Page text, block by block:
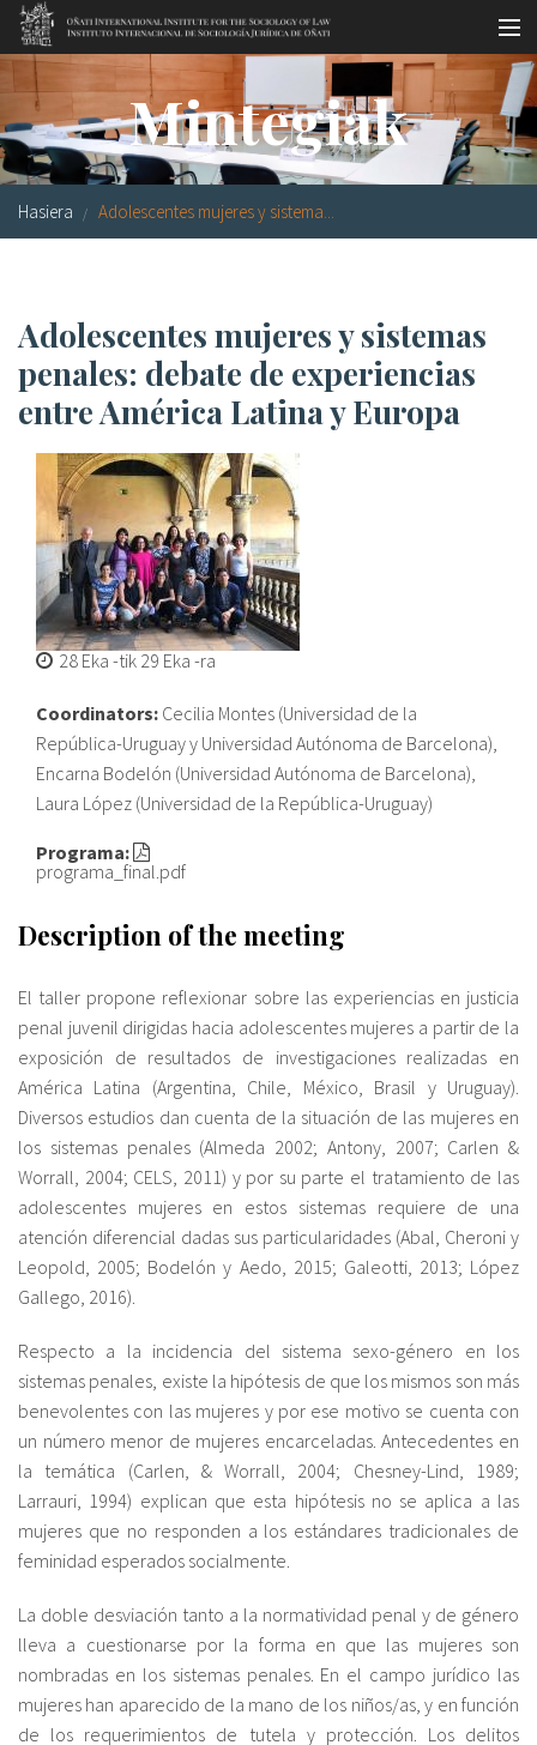
Skip to main content
LSNE Antixena Galde-erantzunak Oñati
Egutegia Argazki galeria
en
fr
Mintegiak
Hasiera Adolescentes mujeres y sistema...
Adolescentes mujeres y sistemas
penales: debate de experiencias
entre América Latina y Europa
28 Eka -tik 29 Eka -ra
Coordinators: Cecilia Montes (Universidad de la
República-Uruguay y Universidad Autónoma de Barcelona),
Encarna Bodelón (Universidad Autónoma de Barcelona),
Laura López (Universidad de la República-Uruguay)
Programa:
programa_final.pdf
Description of the meeting
El taller propone reflexionar sobre las experiencias en justicia
penal juvenil dirigidas hacia adolescentes mujeres a partir de la
exposición de resultados de investigaciones realizadas en
América Latina (Argentina, Chile, México, Brasil y Uruguay).
Diversos estudios dan cuenta de la situación de las mujeres en
los sistemas penales (Almeda 2002; Antony, 2007; Carlen &
Worrall, 2004; CELS, 2011) y por su parte el tratamiento de las
adolescentes mujeres en estos sistemas requiere de una
atención diferencial dadas sus particularidades (Abal, Cheroni y
Leopold, 2005; Bodelón y Aedo, 2015; Galeotti, 2013; López
Gallego, 2016).
Respecto a la incidencia del sistema sexo-género en los
sistemas penales, existe la hipótesis de que los mismos son más
benevolentes con las mujeres y por ese motivo se cuenta con
un número menor de mujeres encarceladas. Antecedentes en
la temática (Carlen, & Worrall, 2004; Chesney-Lind, 1989;
Larrauri, 1994) explican que esta hipótesis no se aplica a las
mujeres que no responden a los estándares tradicionales de
feminidad esperados socialmente.
La doble desviación tanto a la normatividad penal y de género
lleva a cuestionarse por la forma en que las mujeres son
nombradas en los sistemas penales. En el campo jurídico las
mujeres han aparecido de la mano de los niños/as, y en función
de los requerimientos de tutela y protección. Los delitos